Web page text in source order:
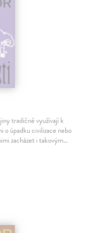
tradičně využívají k
o úpadku civilizace nebo
zacházet i takovým…